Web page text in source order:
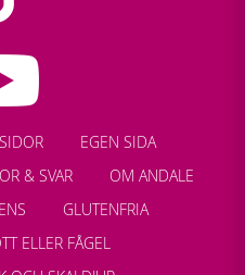
EGEN SIDA
& SVAR
OM ANDALE
GLUTENFRIA
ELLER FÅGEL